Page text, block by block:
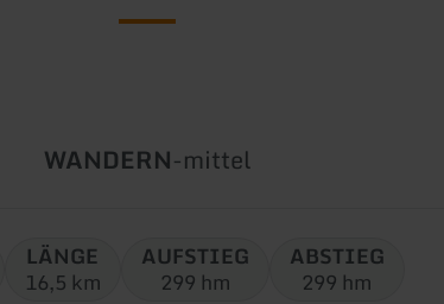
Art
Tour:
WANDERN-Schwierigkeit:
mittel
LÄNGE
16,5 km
AUFSTIEG
299 hm
ABSTIEG
299 hm